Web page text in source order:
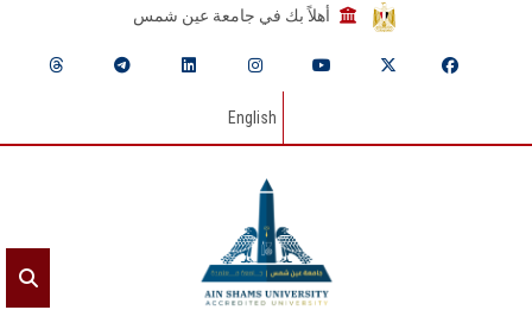
أهلاً بك في جامعة عين شمس
English